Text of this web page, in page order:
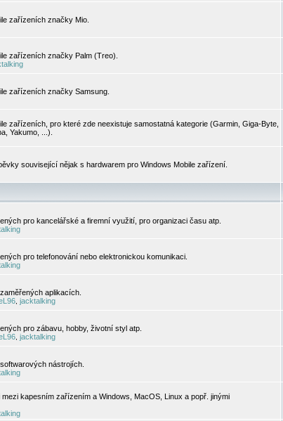
zařízeních značky Mio.
zařízeních značky Palm (Treo).
zařízeních značky Samsung.
zařízeních, pro které zde neexistuje samostatná kategorie (Garmin, Giga-Byte,
Yakumo, ...).
související nějak s hardwarem pro Windows Mobile zařízení.
pro kancelářské a firemní využití, pro organizaci času atp.
pro telefonování nebo elektronickou komunikaci.
aplikacích.
jacktalking
pro zábavu, hobby, životní styl atp.
jacktalking
nástrojích.
kapesním zařízením a Windows, MacOS, Linux a popř. jinými